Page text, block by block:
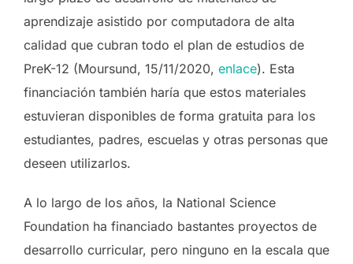
aprendizaje asistido por computadora de alta
calidad que cubran todo el plan de estudios de
PreK-12 (Moursund, 15/11/2020, enlace). Esta
financiación también haría que estos materiales
estuvieran disponibles de forma gratuita para los
estudiantes, padres, escuelas y otras personas que
deseen utilizarlos.
A lo largo de los años, la National Science
Foundation ha financiado bastantes proyectos de
desarrollo curricular, pero ninguno en la escala que